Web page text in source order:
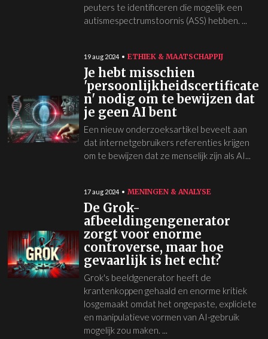
peuters te identificeren die mogelijk een
autismespectrumstoornis (ASS) hebben. ...
19 aug 2024 ETHIEK & MAATSCHAPPIJ
Je hebt misschien
'persoonlijkheidscertificate
n' nodig om te bewijzen dat
je geen AI bent
Een nieuw onderzoeksartikel beveelt aan
dat internetgebruikers referenties krijgen
om te bewijzen dat ze menselijk zijn als AI...
17 aug 2024 MENINGEN & ANALYSE
De Grok-
afbeeldingengenerator
zorgt voor enorme
controverse, maar hoe
gevaarlijk is het echt?
Grok's beeldgenerator heeft de
krantenkoppen gehaald en enorme kritiek
losgemaakt omdat het ongepaste, expliciete
en manipulatieve vormen van AI-gebruik
mogelijk zou maken. ...